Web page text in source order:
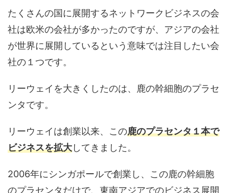
たくさんの国に展開するネットワークビジネスの会
社は欧米の会社が多かったのですが、アジアの会社
が世界に展開しているという意味では注目したい会
社の１つです。
リーウェイを大きくしたのは、鹿の幹細胞のプラセ
ンタです。
リーウェイは創業以来、この鹿のプラセンタ１本で
ビジネスを拡大してきました。
2006年にシンガポールで創業し、この鹿の幹細胞
のプラセンタだけで、東南アジアでのビジネス展開